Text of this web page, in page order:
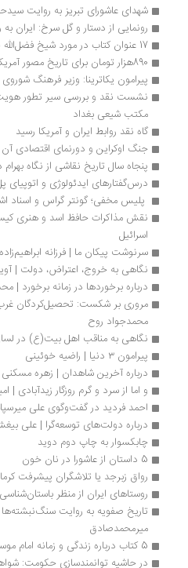
شهدای عاشورای تبریز به روایت سیدحسن
رونمایی از دستار و گل سرخ: ایران به روایت
پیرامون یکاترینا: وزیر فرهنگ شوروی | رویا
مکتب شیعی بغداد
گاه نقد روابط ایران و آمریکا رسید
جنگ اوکراین و دورنمای اقتصادی آن به
پنجاه سال تاریخ نقاشی از نگاه بهرام دبیری
درس‌گفتارهای ایدئولوژی و اتوپیای پل
پلیس مخفی؛ گونتر گراس و اسناد اشتازی
سرنوشت پیکان ما | فرزانه ابراهیم‌زاده
نگاهی به خروج، اعتراض، دولت | آویده
درباره برخوردها در زمانه برخورد | محسن
محمدجواد روح
نگاهی به مناقب اهل بیت(ع) در لسان
پیرامون ۳ دنیا | راضیه خوئینی
درباره آخرین شاهدان | زهره مسکنی
و اما از سرد و گرم روزگار زیدآبادی | امین
احمد فردید در گفت‌وگوی علی میرسپاسی
درباره دولت‌های توسعه‌گرا | علی بیغش
چابکسوار به چاپ دوم دوید
رواق زبرجد یا تلاشگران پیشرفت کرمان در
روستاهای ایران از منظر باستان‌شناسی به
میرمحمدصادق